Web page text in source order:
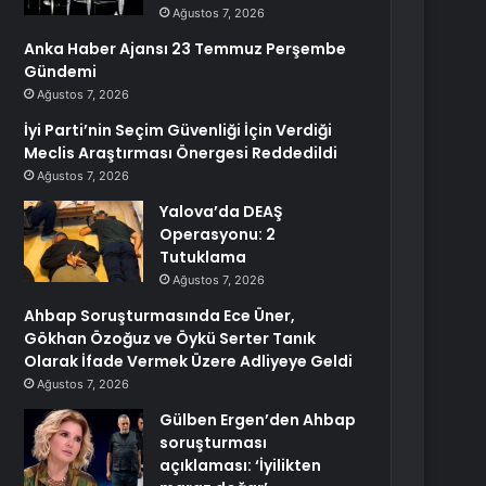
Ağustos 7, 2026
Anka Haber Ajansı 23 Temmuz Perşembe
Gündemi
Ağustos 7, 2026
İyi Parti’nin Seçim Güvenliği İçin Verdiği
Meclis Araştırması Önergesi Reddedildi
Ağustos 7, 2026
Yalova’da DEAŞ
Operasyonu: 2
Tutuklama
Ağustos 7, 2026
Ahbap Soruşturmasında Ece Üner,
Gökhan Özoğuz ve Öykü Serter Tanık
Olarak İfade Vermek Üzere Adliyeye Geldi
Ağustos 7, 2026
Gülben Ergen’den Ahbap
soruşturması
açıklaması: ‘İyilikten